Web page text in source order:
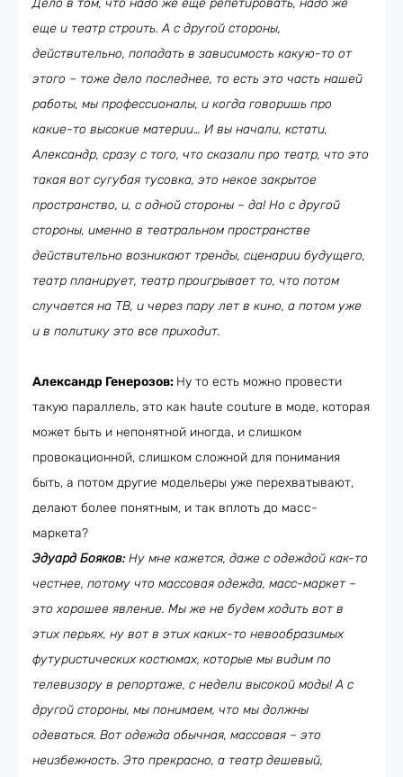
Дело в том, что надо же еще репетировать, надо же
еще и театр строить. А с другой стороны,
действительно, попадать в зависимость какую-то от
этого – тоже дело последнее, то есть это часть нашей
работы, мы профессионалы, и когда говоришь про
какие-то высокие материи… И вы начали, кстати,
Александр, сразу с того, что сказали про театр, что это
такая вот сугубая тусовка, это некое закрытое
пространство, и, с одной стороны – да! Но с другой
стороны, именно в театральном пространстве
действительно возникают тренды, сценарии будущего,
театр планирует, театр проигрывает то, что потом
случается на ТВ, и через пару лет в кино, а потом уже
и в политику это все приходит.
Александр Генерозов: Ну то есть можно провести
такую параллель, это как haute couture в моде, которая
может быть и непонятной иногда, и слишком
провокационной, слишком сложной для понимания
быть, а потом другие модельеры уже перехватывают,
делают более понятным, и так вплоть до масс-
маркета?
Эдуард Бояков:Ну мне кажется, даже с одеждой как-то
честнее, потому что массовая одежда, масс-маркет –
это хорошее явление. Мы же не будем ходить вот в
этих перьях, ну вот в этих каких-то невообразимых
футуристических костюмах, которые мы видим по
телевизору в репортаже, с недели высокой моды! А с
другой стороны, мы понимаем, что мы должны
одеваться. Вот одежда обычная, массовая – это
неизбежность. Это прекрасно, а театр дешевый,